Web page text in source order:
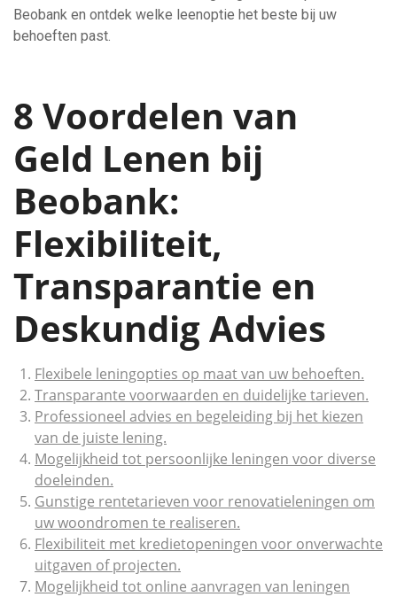
Beobank en ontdek welke leenoptie het beste bij uw
behoeften past.
8 Voordelen van
Geld Lenen bij
Beobank:
Flexibiliteit,
Transparantie en
Deskundig Advies
Flexibele leningopties op maat van uw behoeften.
Transparante voorwaarden en duidelijke tarieven.
Professioneel advies en begeleiding bij het kiezen
van de juiste lening.
Mogelijkheid tot persoonlijke leningen voor diverse
doeleinden.
Gunstige rentetarieven voor renovatieleningen om
uw woondromen te realiseren.
Flexibiliteit met kredietopeningen voor onverwachte
uitgaven of projecten.
Mogelijkheid tot online aanvragen van leningen